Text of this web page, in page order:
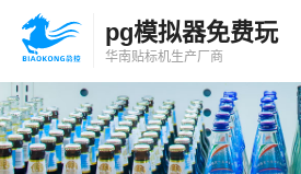
pg模拟器免费玩
华南贴标机生产厂商